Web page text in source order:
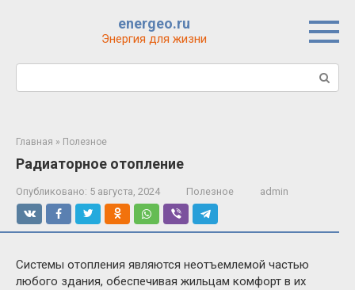
energeo.ru
Энергия для жизни
Поиск:
Главная » Полезное
Радиаторное отопление
Опубликовано: 5 августа, 2024 Полезное admin
Системы отопления являются неотъемлемой частью
любого здания, обеспечивая жильцам комфорт в их